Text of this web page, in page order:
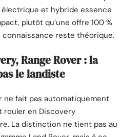
et hybride essence
plutôt qu’une offre 100 %
reste théorique.
Range Rover : la
le landiste
ne fait pas automatiquement
rouler en Discovery
La distinction ne tient pas au